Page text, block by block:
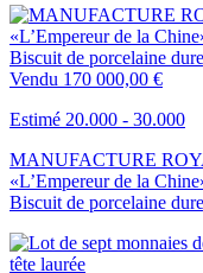
Vendu 170 000,00 €
Estimé 20.000 - 30.000
MANUFACTURE
«L’Empereur de la
Biscuit de porcelaine